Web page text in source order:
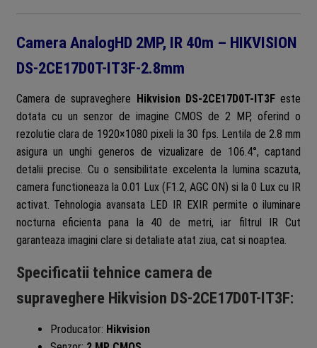
Camera AnalogHD 2MP, IR 40m – HIKVISION
DS-2CE17D0T-IT3F-2.8mm
Camera de supraveghere Hikvision DS-2CE17D0T-IT3F este
dotata cu un senzor de imagine CMOS de 2 MP, oferind o
rezolutie clara de 1920×1080 pixeli la 30 fps. Lentila de 2.8 mm
asigura un unghi generos de vizualizare de 106.4°, captand
detalii precise. Cu o sensibilitate excelenta la lumina scazuta,
camera functioneaza la 0.01 Lux (F1.2, AGC ON) si la 0 Lux cu IR
activat. Tehnologia avansata LED IR EXIR permite o iluminare
nocturna eficienta pana la 40 de metri, iar filtrul IR Cut
garanteaza imagini clare si detaliate atat ziua, cat si noaptea.
Specificatii tehnice camera de
supraveghere Hikvision DS-2CE17D0T-IT3F:
Producator: Hikvision